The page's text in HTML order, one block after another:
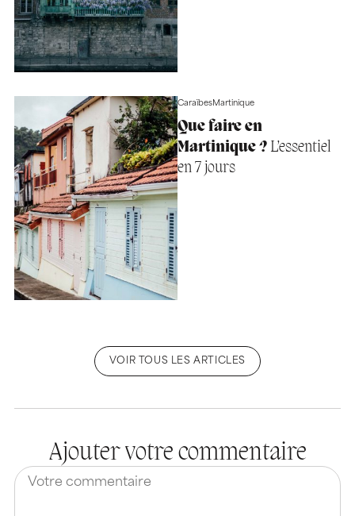
CaraïbesMartinique
Que faire en
Martinique ?L’essentiel
en 7 jours
VOIR TOUS LES ARTICLES
Ajouter votre commentaire